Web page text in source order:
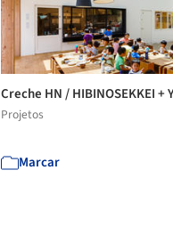
Creche HN / HIBINOSEKKEI +
Projetos
Marcar